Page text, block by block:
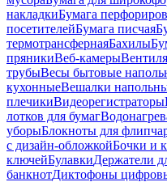
накладкиБумага
посетителейБумага писчая
термотрансфернаяБахилы
пряникиВеб-камеры
трубыВесы бытовые
кухонныеВешалки
плечикиВидеорегистраторы
лотков для бумаг
уборыБлокноты для
с дизайн-обложкойБочки и
ключейБулавкиДержатели
банкнотДиктофоны